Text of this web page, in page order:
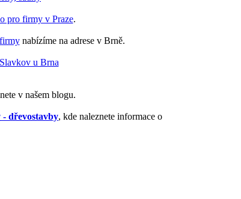
pro firmy v Praze.
nabízíme na adrese v Brně.
u Brna
v našem blogu.
dřevostavby, kde naleznete informace o